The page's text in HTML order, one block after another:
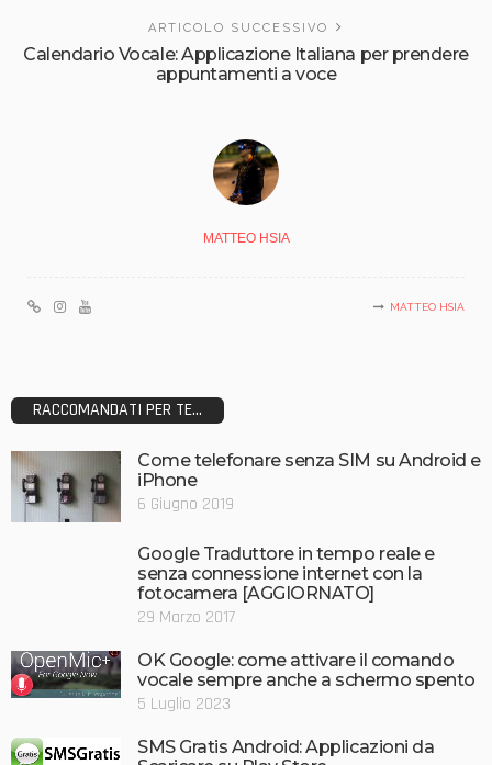
ARTICOLO SUCCESSIVO
Calendario Vocale: Applicazione Italiana per prendere
appuntamenti a voce
MATTEO HSIA
MATTEO HSIA
RACCOMANDATI PER TE...
Come telefonare senza SIM su Android e
iPhone
6 Giugno 2019
Google Traduttore in tempo reale e
senza connessione internet con la
fotocamera [AGGIORNATO]
29 Marzo 2017
OK Google: come attivare il comando
vocale sempre anche a schermo spento
5 Luglio 2023
SMS Gratis Android: Applicazioni da